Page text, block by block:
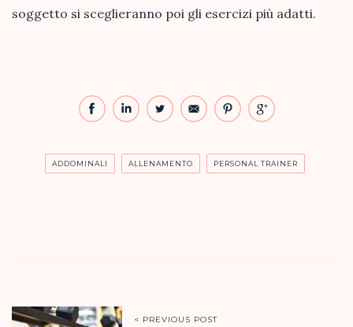
soggetto si sceglieranno poi gli esercizi più adatti.
ADDOMINALI ALLENAMENTO PERSONAL TRAINER
< PREVIOUS POST